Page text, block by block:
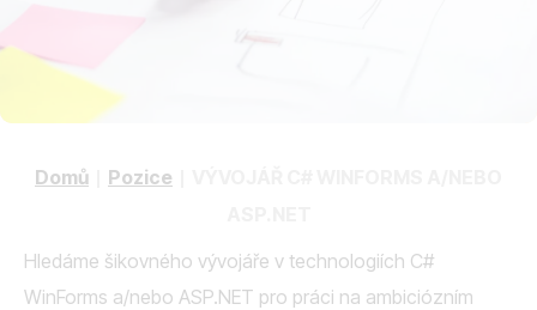
Drobečková
Domů Pozice
Hledáme šikovného vývojáře v technologiích C#
WinForms a/nebo ASP.NET pro práci na ambiciózním